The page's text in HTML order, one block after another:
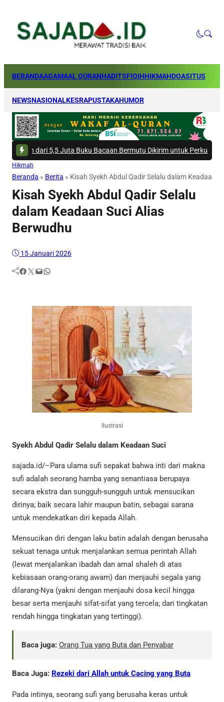
BERANDAAGAMAAL QURANHADITSFIQIHHIKMAHDOASITUS
NEWSNASIONALKESRAPUSTAKAHUMOR
Juta Buku Bacaan Bermutu Dikirim untuk Perkuat Literasi Anak
Hikmah
Beranda » Berita » Kisah Syekh Abdul Qadir Selalu dalam Keadaan
Kisah Syekh Abdul Qadir Selalu
dalam Keadaan Suci Alias
Berwudhu
15 Januari 2026
Facebook Twitter Mail WhatsApp
Ilustrasi
Syekh Abdul Qadir Selalu dalam Keadaan Suci
sajada.id/–Para ulama sufi sepakat bahwa inti dari makna
sufi adalah seorang hamba yang senantiasa berupaya
secara ekstra dan sungguh-sungguh untuk mensucikan
dirinya; baik secara lahir maupun batin, sebagai sarana
untuk mendekatkan diri kepada Allah.
Mensucikan diri dengan laku batin adalah dengan berusaha
sekuat tenaga untuk menjalankan semua perintah Allah
(lewat menjalankan ibadah dan amal shaleh di atas
kebiasaan orang-orang awam) dan menjauhi segala yang
dilarang-Nya (yakni dengan menjauhi dosa kecil hingga
besar serta menjauhi sifat-sifat yang tercela; dari tingkatan
rendah hingga tingkatan yang tertinggi).
Baca juga: Orang Tua yang Buta dan Penyabar
Baca Juga: Rezeki dari Allah untuk Cacing yang Buta
Pada intinya, seorang sufi yang berusaha keras untuk